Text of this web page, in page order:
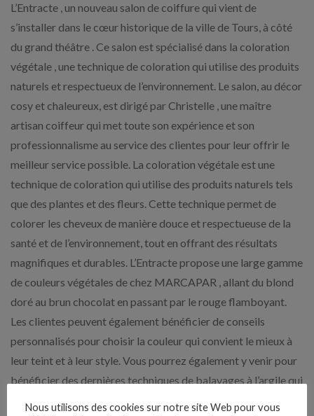
L’Entracte , un nouveau salon de coiffure qui vient de
s’installer dans le cœur historique de la ville de Tours, à côté
du grand théâtre . Ce salon est spécialisé dans la coloration
végétale , une technique de coloration qui utilise des produits
naturels et respectueux de l’environnement. Le salon, au décor
cosy et chaleureux, est dirigé par Christelle , une maître
artisan coiffeur qui met toute son expérience et son
professionnalisme au service des clientes pour leur offrir le
meilleur service possible. La coloration végétale est une
technique de coloration qui utilise des produits naturels tels
que des plantes et des fleurs. Cette technique permet de
colorer les cheveux de manière douce et respectueuse de la
santé et de l’environnement, tout en offrant des résultats
magnifiques et durables. L’Entracte propose une large gamme
de couleurs végétales de chez MARCAPAR , allant du blond
doré au brun chocolat en passant par le rouge flamboyant.
Les clientes peuvent également bénéficier de conseils
personnalisés pour choisir la couleur qui convient le mieux à
leur teint et à leur style. Vous pourrez également y venir pour
bénéficier des dernières techniques de balayages à l’argile qui
Nous utilisons des cookies sur notre site Web pour vous